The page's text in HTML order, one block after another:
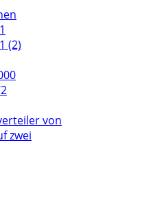
(2)
von
zwei